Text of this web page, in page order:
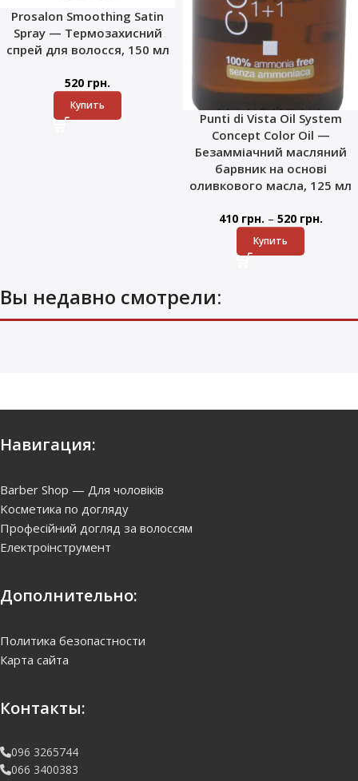
Prosalon Smoothing Satin
Spray — Термозахисний
спрей для волосся, 150 мл
520 грн.
Купить
Punti di Vista Oil System
Concept Color Oil —
Безамміачний масляний
барвник на основі
оливкового масла, 125 мл
410 грн. – 520 грн.
Купить
Вы недавно смотрели:
Навигация:
Barber Shop — Для чоловіків
Kосметика по догляду
Професійний догляд за волоссям
Електроінструмент
Дополнительно:
Политика безопастности
Карта сайта
Контакты:
096 3265744
066 3400383